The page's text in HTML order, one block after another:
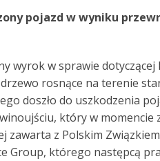
pojazd w wyniku
wyrok w sprawie dotyczącej
rosnące na terenie
doszło do uszkodzenia
który w momencie
zawarta z Polskim
Group, którego następcą